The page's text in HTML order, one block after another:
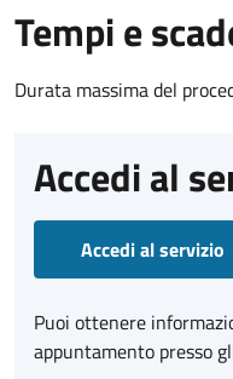
Tempi e
Durata massima del
Accedi al
Accedi al servizio
Puoi ottenere
appuntamento presso